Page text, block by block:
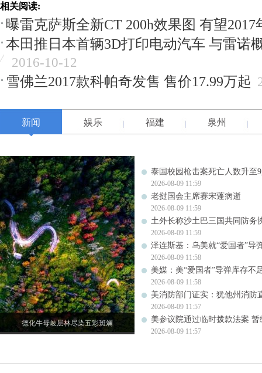
相关阅读:
曝雷克萨斯全新CT 200h效果图 有望2017
本田推日本首辆3D打印电动汽车 与雷诺
2016-10-12
雪佛兰2017款科帕奇发售 售价17.99万起
新闻 娱乐 福建 泉州
德化牛母岐层林尽染五彩斑斓
泰国校园枪击案死亡人数升至
2026-08-09 11:59
老挝国会主席赛宋蓬病逝
2026-08-09 11:59
土外长称沙土巴三国共同防务
2026-08-09 11:59
泽连斯基：乌美就“爱国者”导
2026-08-09 11:58
美媒：美“爱国者”导弹库存不
2026-08-09 11:58
美消防部门证实：犹他州消防
2026-08-09 11:57
美参议院通过临时拨款法案 暂
2026-08-09 11:57